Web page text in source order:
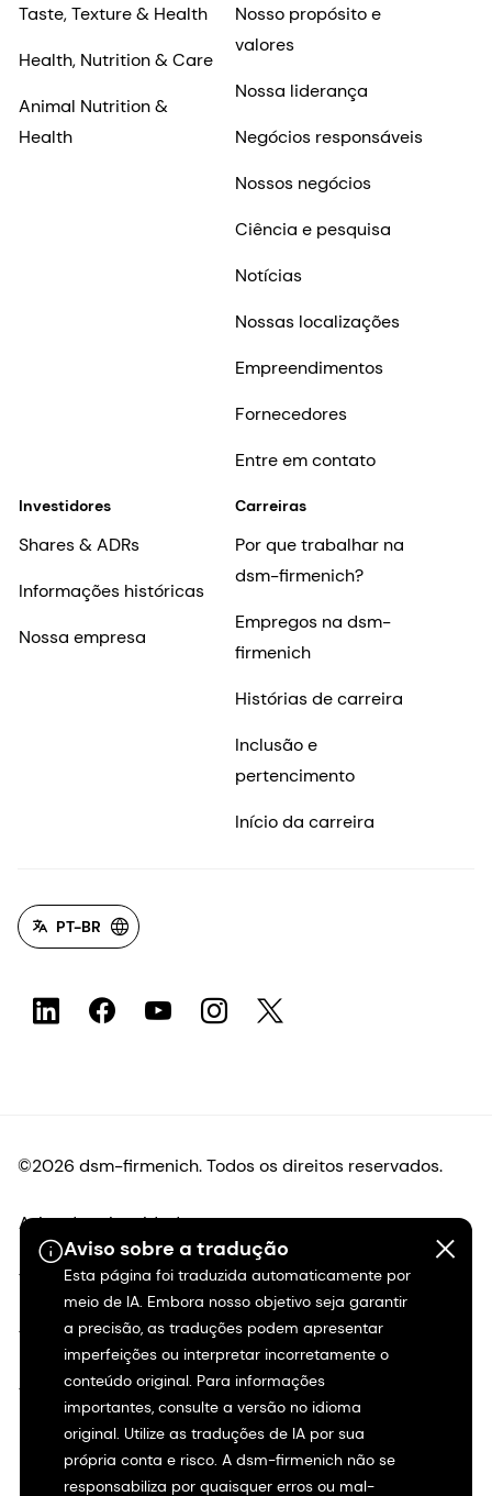
Aviso sobre a tradução
Esta página foi traduzida automaticamente por
meio de IA. Embora nosso objetivo seja garantir
a precisão, as traduções podem apresentar
imperfeições ou interpretar incorretamente o
conteúdo original. Para informações
importantes, consulte a versão no idioma
original. Utilize as traduções de IA por sua
própria conta e risco. A dsm-firmenich não se
responsabiliza por quaisquer erros ou mal-
Taste, Texture & Health
Health, Nutrition & Care
Animal Nutrition &
Health
Nosso propósito e
valores
Nossa liderança
Negócios responsáveis
Nossos negócios
Ciência e pesquisa
Notícias
Nossas localizações
Empreendimentos
Fornecedores
Entre em contato
Investidores
Shares & ADRs
Informações históricas
Nossa empresa
Carreiras
Por que trabalhar na
dsm-firmenich?
Empregos na dsm-
firmenich
Histórias de carreira
Inclusão e
pertencimento
Início da carreira
PT-BR
©2026 dsm-firmenich. Todos os direitos reservados.
Aviso de privacidade
Termos de uso
Termos e condições
Transparência na Califórnia
Declaração de acessibilidade